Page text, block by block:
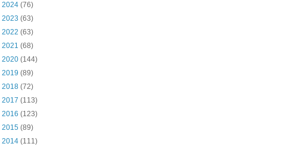
2024 (76)
2023 (63)
2022 (63)
2021 (68)
2020 (144)
2019 (89)
2018 (72)
2017 (113)
2016 (123)
2015 (89)
2014 (111)